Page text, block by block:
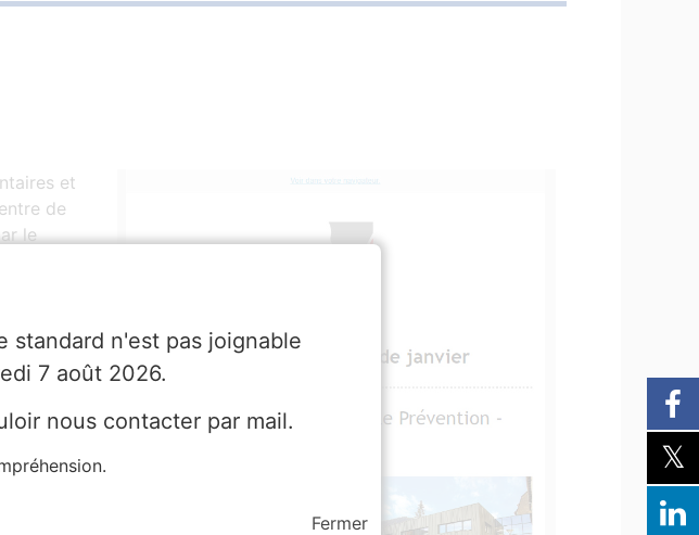
et
de
le
ci-
Fermer
n'est pas joignable
7 août 2026.
nous contacter par mail.